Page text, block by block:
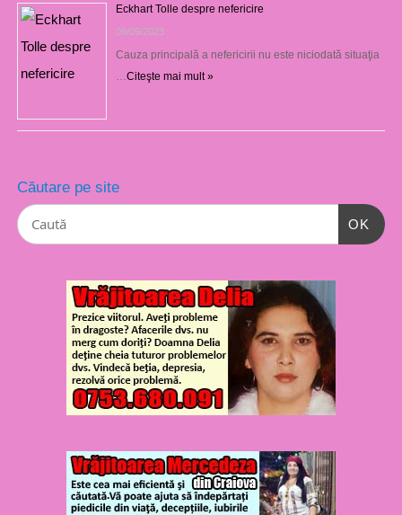
Eckhart Tolle despre nefericire
09/09/2023
Cauza principală a nefericirii nu este niciodată situaţia
Citeşte mai mult »
Căutare pe site
OK